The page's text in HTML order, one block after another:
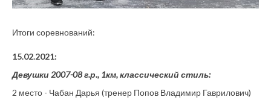
Итоги соревнований:
15.02.2021:
Девушки 2007-08 г.р., 1км, классический стиль:
2 место - Чабан Дарья (тренер Попов Владимир Гаврилович)